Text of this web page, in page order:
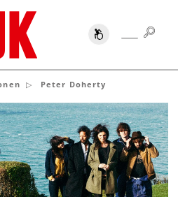
SUCHE
Peter Doherty